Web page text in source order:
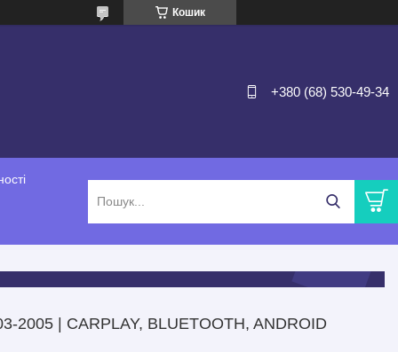
Кошик
+380 (68) 530-49-34
| CARPLAY, BLUETOOTH, ANDROID